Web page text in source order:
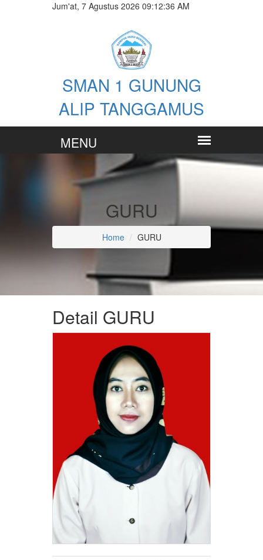
Jum'at, 7 Agustus 2026 09:12:37 AM
SMAN 1 GUNUNG
ALIP TANGGAMUS
GURU
Home GURU
Detail GURU